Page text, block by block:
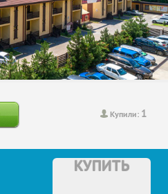
Купили: 1
КУПИТЬ